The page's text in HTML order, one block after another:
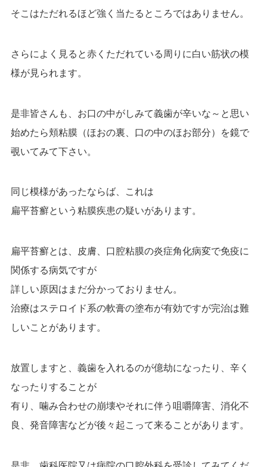
そこはただれるほど強く当たるところではありません。
さらによく見ると赤くただれている周りに白い筋状の模
様が見られます。
是非皆さんも、お口の中がしみて義歯が辛いな～と思い
始めたら頬粘膜（ほおの裏、口の中のほお部分）を鏡で
覗いてみて下さい。
同じ模様があったならば、これは
扁平苔癬という粘膜疾患の疑いがあります。
扁平苔癬とは、皮膚、口腔粘膜の炎症角化病変で免疫に
関係する病気ですが
詳しい原因はまだ分かっておりません。
治療はステロイド系の軟膏の塗布が有効ですが完治は難
しいことがあります。
放置しますと、義歯を入れるのが億劫になったり、辛く
なったりすることが
有り、噛み合わせの崩壊やそれに伴う咀嚼障害、消化不
良、発音障害などが後々起こって来ることがあります。